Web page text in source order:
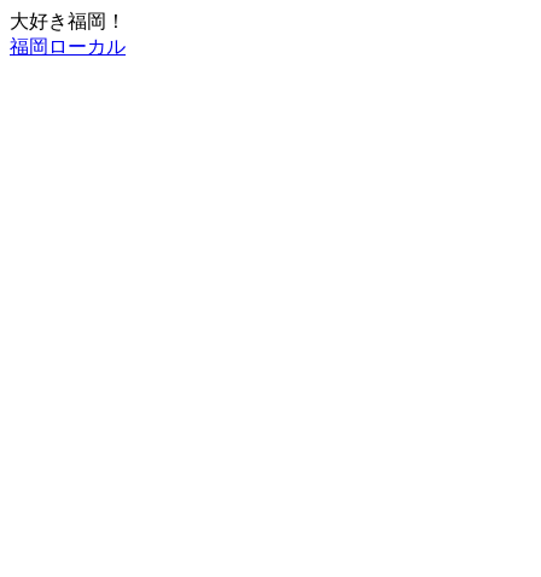
大好き福岡！
福岡ローカル